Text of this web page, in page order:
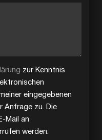
zur Kenntnis
eingegebenen
Anfrage zu. Die
Mail an
werden.